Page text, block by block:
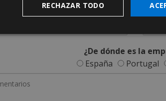
¿De dónde es la
España
Portugal
RECHAZAR TODO